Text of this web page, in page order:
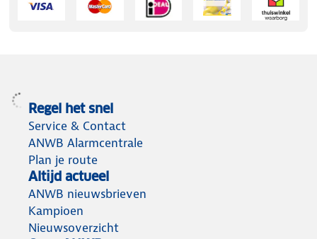
Regel het snel
Service & Contact
ANWB Alarmcentrale
Plan je route
Altijd actueel
ANWB nieuwsbrieven
Kampioen
Nieuwsoverzicht